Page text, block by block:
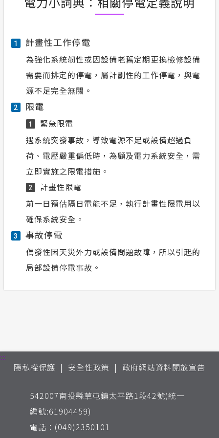
1 計畫性工作停電
為強化系統韌性或因設備老舊定期更換檢修設備
需要而排定的停電，屬計劃性的工作停電，與電
源不足完全無關。
2 限電
1
緊急限電
遇系統突發事故，導致電源不足或設備超過負
荷、電壓嚴重偏低時，為顧及電力系統安全，需
立即實施之限電措施。
2
計畫性限電
前一日預估隔日電能不足，執行計畫性限電用以
確保系統安全。
3 事故停電
偶發性因天災外力或設備問題故障，所以引起的
局部設備停電事故。
:::
隱私權保護 安全性政策 政府網站資料開放宣告
542007南投縣草屯鎮太平路1段42號(統一
編號:61904459)
電話：(049)2350101